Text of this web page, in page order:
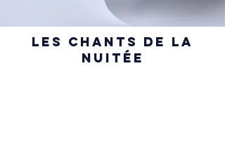
les chants de la
nuitée